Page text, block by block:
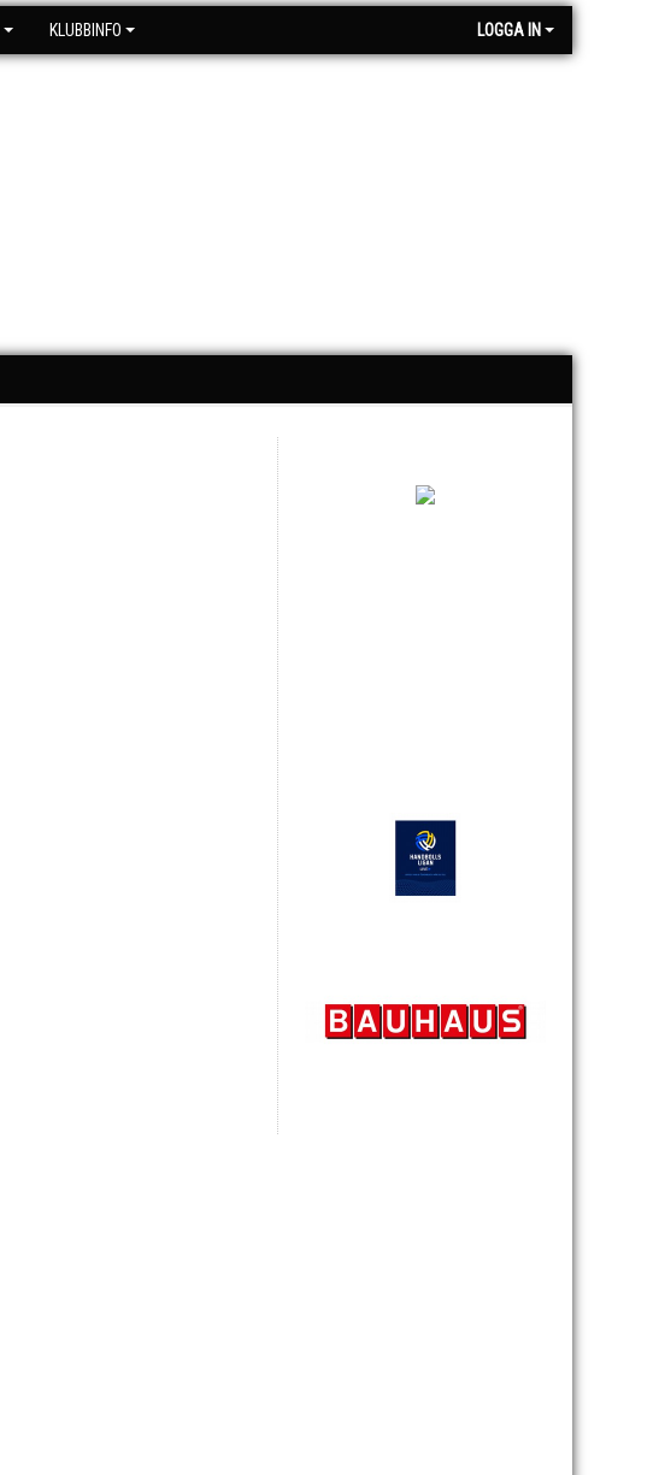
KLUBBINFO LOGGA IN